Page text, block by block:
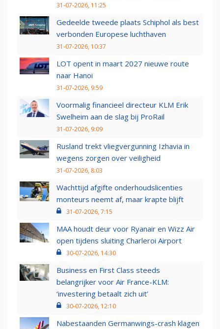
31-07-2026, 11:25
Gedeelde tweede plaats Schiphol als best
verbonden Europese luchthaven
31-07-2026, 10:37
LOT opent in maart 2027 nieuwe route
naar Hanoi
31-07-2026, 9:59
Voormalig financieel directeur KLM Erik
Swelheim aan de slag bij ProRail
31-07-2026, 9:09
Rusland trekt vliegvergunning Izhavia in
wegens zorgen over veiligheid
31-07-2026, 8:03
Wachttijd afgifte onderhoudslicenties
monteurs neemt af, maar krapte blijft
31-07-2026, 7:15
MAA houdt deur voor Ryanair en Wizz Air
open tijdens sluiting Charleroi Airport
30-07-2026, 14:30
Business en First Class steeds
belangrijker voor Air France-KLM:
‘investering betaalt zich uit’
30-07-2026, 12:10
Nabestaanden Germanwings-crash klagen